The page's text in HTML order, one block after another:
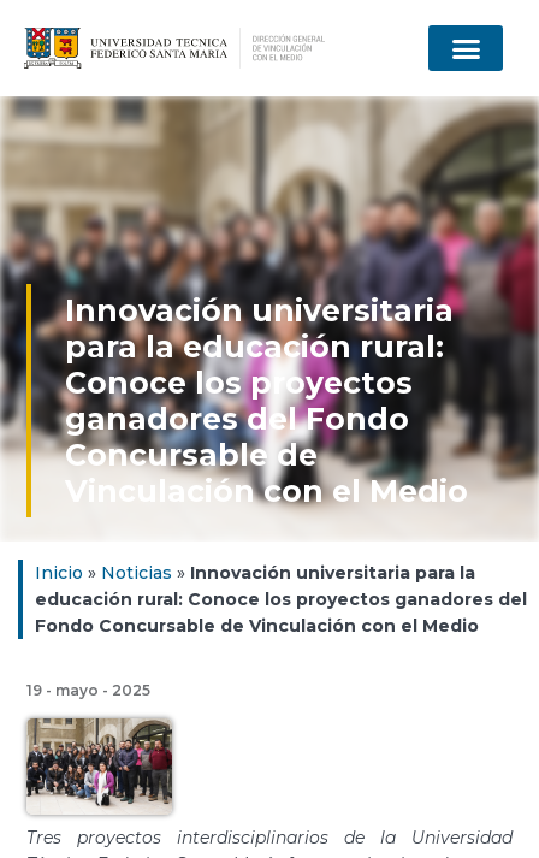
Innovación universitaria
para la educación rural:
Conoce los proyectos
ganadores del Fondo
Concursable de
Vinculación con el Medio
Inicio » Noticias » Innovación universitaria para la
educación rural: Conoce los proyectos ganadores del
Fondo Concursable de Vinculación con el Medio
19 - mayo - 2025
Tres proyectos interdisciplinarios de la Universidad